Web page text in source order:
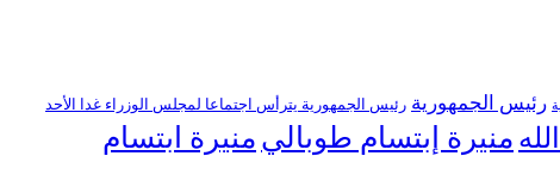
رئيس الجمهورية رئيس الجمهورية يترأس اجتماعا لمجلس الوزراء غدا الأحد
منيرة إبتسام طوبالي منيرة ابتسام